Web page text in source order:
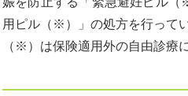
用ピル（※）」の処方を行って
（※）は保険適用外の自由診療